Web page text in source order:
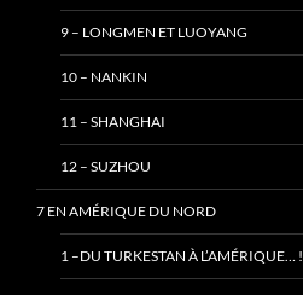
9 – LONGMEN ET LUOYANG
10 – NANKIN
11 – SHANGHAI
12 – SUZHOU
7 EN AMÉRIQUE DU NORD
1 –DU TURKESTAN À L’AMÉRIQUE… !